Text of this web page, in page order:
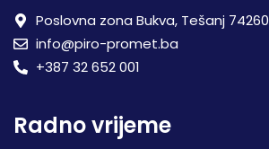
Poslovna zona Bukva, Tešanj 74260
info@piro-promet.ba
+387 32 652 001
Radno vrijeme